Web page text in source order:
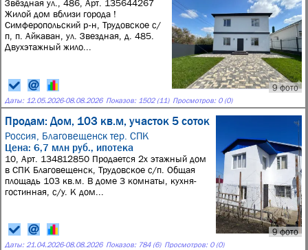
9 фото
Звёздная ул., 486, Арт. 135644267
Жилой дом вблизи города !
Симферопольский р-н, Трудовское с/
п, п. Айкаван, ул. Звездная, д. 485.
Двухэтажный жило...
Даты: 12.05.2026-08.08.2026 Показов: 1502 (11) Просмотров: 0 (0)
Продам: Дом, 103 кв.м, участок 5 соток
Россия, Благовещенск тер. СПК
9 фото
Цена: 6,7 млн руб., ипотека
10, Арт. 134812850 Продается 2х этажный дом
в СПК Благовещенск, Трудовское с/п. Общая
площадь 103 кв.м. В доме 3 комнаты, кухня-
гостинная, с/у. К дом...
Даты: 21.04.2026-08.08.2026 Показов: 784 (6) Просмотров: 0 (0)